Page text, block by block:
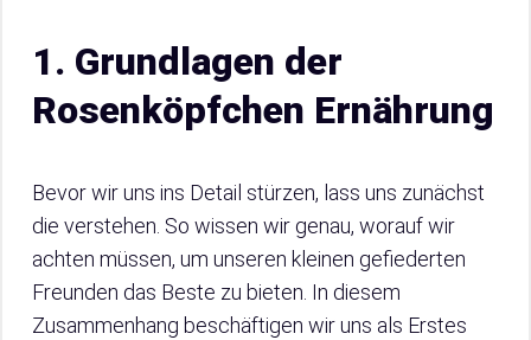
1. Grundlagen der
Rosenköpfchen Ernährung
Bevor wir uns ins Detail stürzen, lass uns zunächst
die verstehen. So wissen wir genau, worauf wir
achten müssen, um unseren kleinen gefiederten
Freunden das Beste zu bieten. In diesem
Zusammenhang beschäftigen wir uns als Erstes